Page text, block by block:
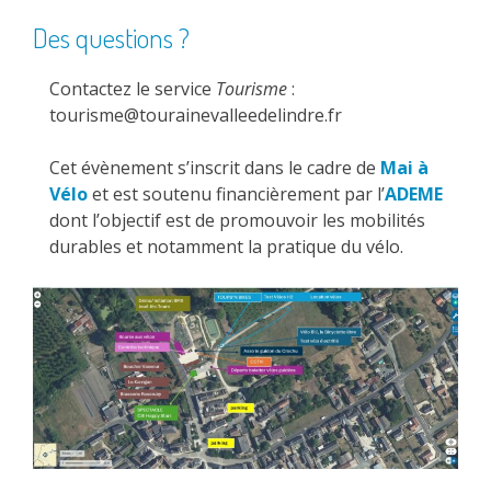
Des questions ?
Contactez le service Tourisme:
tourisme@tourainevalleedelindre.fr
Cet évènement s’inscrit dans le cadre de Mai à
Véloet est soutenu financièrement par l’ADEME
dont l’objectif est de promouvoir les mobilités
durables et notamment la pratique du vélo.